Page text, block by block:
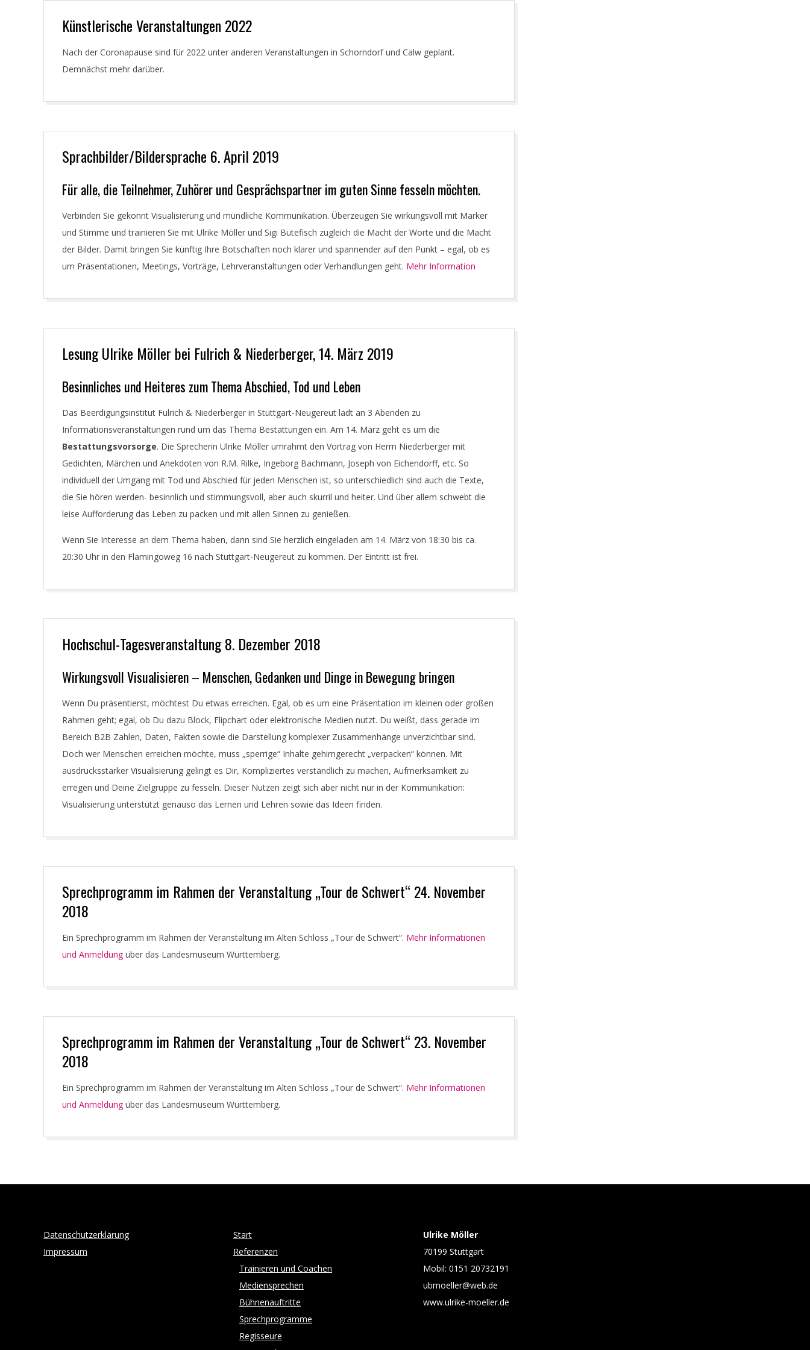
Künstlerische Veranstaltungen 2022
2022-
03-
Nach der Coronapause sind für 2022 unter anderen Veranstaltungen in Schorndorf und Calw geplant.
Demnächst mehr darüber.
Sprachbilder/Bildersprache 6. April 2019
2019-
03-
02
Für alle, die Teilnehmer, Zuhörer und Gesprächspartner im guten Sinne fesseln möchten.
Verbinden Sie gekonnt Visualisierung und mündliche Kommunikation. Überzeugen Sie wirkungsvoll mit Marker
und Stimme und trainieren Sie mit Ulrike Möller und Sigi Bütefisch zugleich die Macht der Worte und die Macht
der Bilder. Damit bringen Sie künftig Ihre Botschaften noch klarer und spannender auf den Punkt – egal, ob es
um Präsentationen, Meetings, Vorträge, Lehrveranstaltungen oder Verhandlungen geht. Mehr Information
Lesung Ulrike Möller bei Fulrich & Niederberger, 14. März 2019
2019-
02-
28
Besinnliches und Heiteres zum Thema Abschied, Tod und Leben
Das Beerdigungsinstitut Fulrich & Niederberger in Stuttgart-Neugereut lädt an 3 Abenden zu
Informationsveranstaltungen rund um das Thema Bestattungen ein. Am 14. März geht es um die
Bestattungsvorsorge. Die Sprecherin Ulrike Möller umrahmt den Vortrag von Herrn Niederberger mit
Gedichten, Märchen und Anekdoten von R.M. Rilke, Ingeborg Bachmann, Joseph von Eichendorff, etc. So
individuell der Umgang mit Tod und Abschied für jeden Menschen ist, so unterschiedlich sind auch die Texte,
die Sie hören werden- besinnlich und stimmungsvoll, aber auch skurril und heiter. Und über allem schwebt die
leise Aufforderung das Leben zu packen und mit allen Sinnen zu genießen.
Wenn Sie Interesse an dem Thema haben, dann sind Sie herzlich eingeladen am 14. März von 18:30 bis ca.
20:30 Uhr in den Flamingoweg 16 nach Stuttgart-Neugereut zu kommen. Der Eintritt ist frei.
Hochschul-Tagesveranstaltung 8. Dezember 2018
2018-
11-
22
Wirkungsvoll Visualisieren – Menschen, Gedanken und Dinge in Bewegung bringen
Wenn Du präsentierst, möchtest Du etwas erreichen. Egal, ob es um eine Präsentation im kleinen oder großen
Rahmen geht; egal, ob Du dazu Block, Flipchart oder elektronische Medien nutzt. Du weißt, dass gerade im
Bereich B2B Zahlen, Daten, Fakten sowie die Darstellung komplexer Zusammenhänge unverzichtbar sind.
Doch wer Menschen erreichen möchte, muss „sperrige“ Inhalte gehirngerecht „verpacken“ können. Mit
ausdrucksstarker Visualisierung gelingt es Dir, Kompliziertes verständlich zu machen, Aufmerksamkeit zu
erregen und Deine Zielgruppe zu fesseln. Dieser Nutzen zeigt sich aber nicht nur in der Kommunikation:
Visualisierung unterstützt genauso das Lernen und Lehren sowie das Ideen finden.
Sprechprogramm im Rahmen der Veranstaltung „Tour de Schwert“ 24. November
2018
2018-
11-
Ein Sprechprogramm im Rahmen der Veranstaltung im Alten Schloss „Tour de Schwert“. Mehr Informationen
und Anmeldung über das Landesmuseum Württemberg.
Sprechprogramm im Rahmen der Veranstaltung „Tour de Schwert“ 23. November
2018
2018-
11-
Ein Sprechprogramm im Rahmen der Veranstaltung im Alten Schloss „Tour de Schwert“. Mehr Informationen
und Anmeldung über das Landesmuseum Württemberg.
Datenschutzerklärung
Impressum
Start
Referenzen
Trainieren und Coachen
Mediensprechen
Bühnenauftritte
Sprechprogramme
Regisseure
Ulrike Möller
70199 Stuttgart
Mobil: 0151 20732191
ubmoeller@web.de
www.ulrike-moeller.de